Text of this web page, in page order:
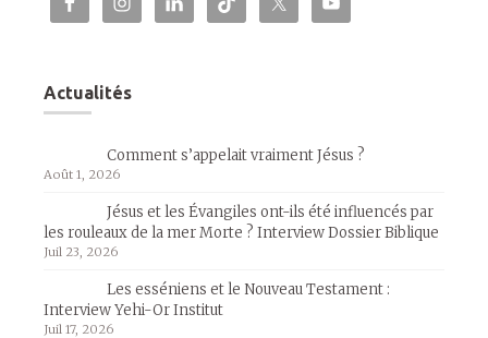
Actualités
Comment s’appelait vraiment Jésus ?
Août 1, 2026
Jésus et les Évangiles ont-ils été influencés par
les rouleaux de la mer Morte ? Interview Dossier Biblique
Juil 23, 2026
Les esséniens et le Nouveau Testament :
Interview Yehi-Or Institut
Juil 17, 2026